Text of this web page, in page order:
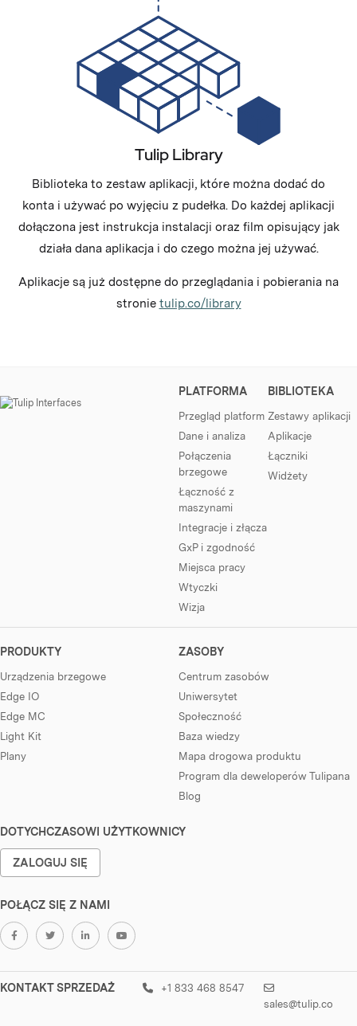
Tulip Library
Biblioteka to zestaw aplikacji, które można dodać do
konta i używać po wyjęciu z pudełka. Do każdej aplikacji
dołączona jest instrukcja instalacji oraz film opisujący jak
działa dana aplikacja i do czego można jej używać.
Aplikacje są już dostępne do przeglądania i pobierania na
stronie tulip.co/library
PLATFORMA
Przegląd platform
Dane i analiza
Połączenia
brzegowe
Łączność z
maszynami
Integracje i złącza
GxP i zgodność
Miejsca pracy
Wtyczki
Wizja
BIBLIOTEKA
Zestawy aplikacji
Aplikacje
Łączniki
Widżety
PRODUKTY
Urządzenia brzegowe
Edge IO
Edge MC
Light Kit
Plany
ZASOBY
Centrum zasobów
Uniwersytet
Społeczność
Baza wiedzy
Mapa drogowa produktu
Program dla deweloperów Tulipana
Blog
DOTYCHCZASOWI UŻYTKOWNICY
ZALOGUJ SIĘ
POŁĄCZ SIĘ Z NAMI
KONTAKT SPRZEDAŻ
+1 833 468 8547
sales@tulip.co